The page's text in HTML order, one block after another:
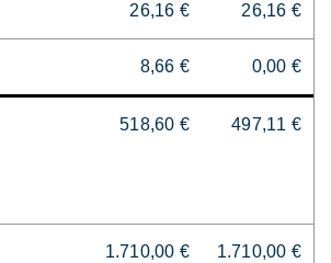
26,16 € 26,16 €
8,66 € 0,00 €
518,60 € 497,11 €
1.710,00 € 1.710,00 €